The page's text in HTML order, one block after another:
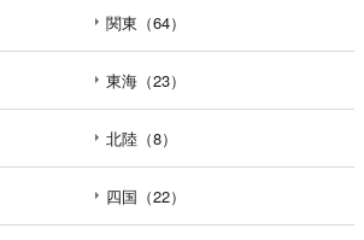
関東（64）
東海（23）
北陸（8）
四国（22）